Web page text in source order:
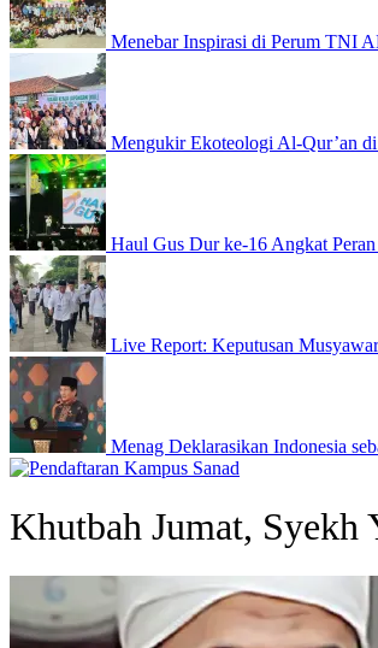
Menebar Inspirasi di Perum TNI
Mengukir Ekoteologi Al-Qur’an
Haul Gus Dur ke-16 Angkat
Live Report: Keputusan
Menag Deklarasikan Indonesia
Khutbah Jumat, Syekh